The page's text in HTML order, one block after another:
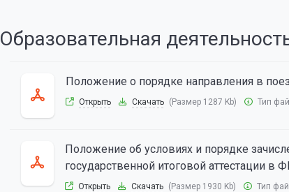
Образовательная
Положение о порядке направления в
Открыть Скачать (Размер 1287 Kb) Тип
Положение об условиях и порядке
государственной итоговой аттестации
Открыть Скачать (Размер 1930 Kb) Тип